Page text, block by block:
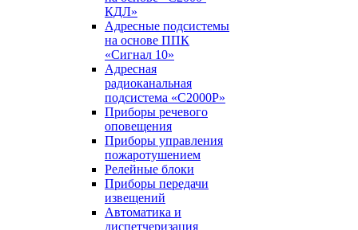
КДЛ»
Адресные подсистемы
на основе ППК
«Сигнал 10»
Адресная
радиоканальная
подсистема «С2000Р»
Приборы речевого
оповещения
Приборы управления
пожаротушением
Релейные блоки
Приборы передачи
извещений
Автоматика и
диспетчеризация